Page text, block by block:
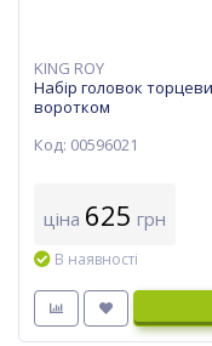
KING ROY
Набір головок
воротком
Код: 00596021
ціна 625 грн
В наявності